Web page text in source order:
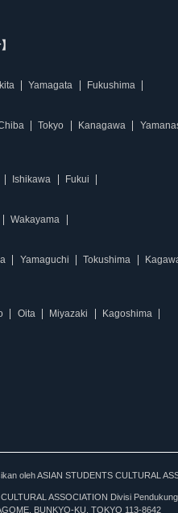
Yamagata Fukushima
Tokyo Kanagawa
Ishikawa Fukui
Wakayama
Yamaguchi Tokushima
Oita Miyazaki
Kagoshima
oleh ASIAN STUDENTS CULTURAL
ASSOCIATION Divisi
BUNKYO-KU, TOKYO 113-8642